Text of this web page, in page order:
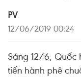
PV
12/06/2019 00:24
Sáng 12/6, Quốc
tiến hành phê